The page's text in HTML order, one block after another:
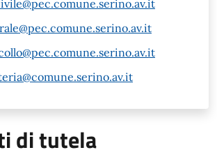
di tutela